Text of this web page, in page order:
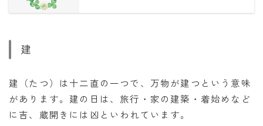
建
建（たつ）は十二直の一つで、万物が建つという意味
があります。建の日は、旅行・家の建築・着始めなど
に吉、蔵開きには凶といわれています。